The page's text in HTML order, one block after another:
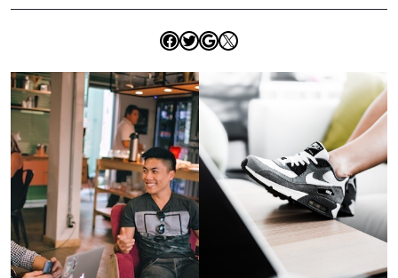
Facebook
Twitter
Google
X